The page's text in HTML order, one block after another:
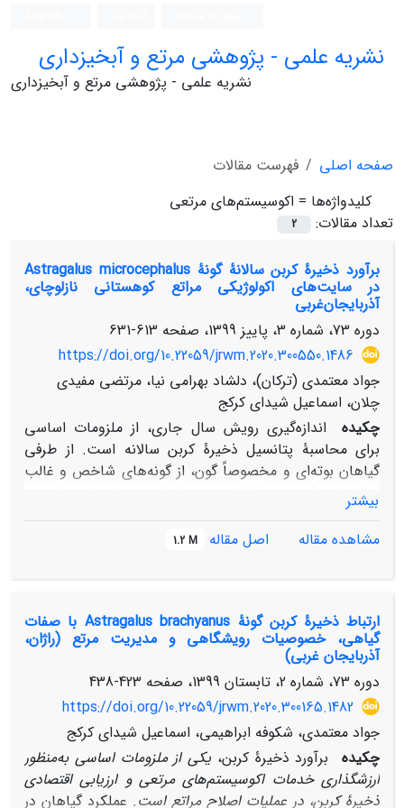
نشریه علمی - پژوهشی مرتع و آبخیزداری
نشریه علمی - پژوهشی مرتع و آبخیزداری
صفحه اصلی
فهرست مقالات
کلیدواژه‌ها = اکوسیستم‌‌های ‌‌مرتعی
تعداد مقالات:
2
برآورد ذخیرۀ ‌‌کربن سالانۀ گونۀ Astragalus microcephalus
در سایت‌‌های اکولوژیکی مراتع‌‌ کوهستانی نازلوچای،
آذربایجان‌غربی
دوره 73، شماره 3، پاییز 1399، صفحه
613-631
https://doi.org/10.22059/jrwm.2020.300550.1486
جواد معتمدی (ترکان)، دلشاد بهرامی نیا، مرتضی مفیدی
چلان، اسماعیل شیدای کرکج
چکیده
اندازه‌‌گیری رویش سال جاری، از ملزومات اساسی
برای محاسبۀ پتانسیل ذخیرۀ‌ ‌کربن سالانه است. از طرفی
گیاهان بوته‌‌ای و مخصوصاً گون، از گونه‌‌های شاخص و غالب
مراتع نیمه‌‌ استپی به‌‌‌‌‌‌شمار می‌‌رود. از این‌رو، پژوهش حاضر در
خرداد‌‌ماه 1395، با هدف برآورد ذخیرۀ ‌‌کربن رشد ‌‌سال ‌‌جاری
گون بوته‌‌ایAstragalus microcephalus
کوهستانی نازلوچای، انجام شد. برای این منظور، مراتع چیر در
‌گیاهی، خاک و توپوگرافی، معرف سطح‌ ‌وسیعی از گون‌‌زارهای
منطقه است، انتخاب و در شش ‌‌سایت اکولوژیکی، از پوشش
گیاهی آماربرداری شد. با توجه اینکه تقریباً تمام رشد سال
جاری گونۀA.microcephalus، به اندام خشبی تبدیل می‌‌شود؛
گیاهیA.microcephalus، به‌‌‌‌منظور تعیین ضریب تبدیل کربن
آلی و برآورد مقدار کربن ذخیره شده، قطع گردید. بعد از
محاسبۀ ضریب تبدیل کربن آلی برای بیوماس پایه‌‌های گیاهی
در هر سایت، با ضرب آن در وزن خشک رشد سال جاری،
بیشتر
مشاهده مقاله
اصل مقاله 1.2 M
ارتباط ذخیرۀ کربن گونۀ Astragalus brachyanus با صفات
گیاهی، خصوصیات رویشگاهی و مدیریت مرتع (راژان،
آذربایجان ‌‌غربی)
دوره 73، شماره 2، تابستان 1399، صفحه
423-438
https://doi.org/10.22059/jrwm.2020.300165.1482
جواد معتمدی، شکوفه ابراهیمی، اسماعیل شیدای کرکج
چکیده
برآورد ذخیرۀ‌ ‌کربن، یکی از ملزومات اساسی به‌‌منظور
ارزش­گذاری خدمات اکوسیستم‌‌های مرتعی و ارزیابی اقتصادی
ذخیرۀ کربن، در عملیات اصلاح مراتع است. عملکرد گیاهان در